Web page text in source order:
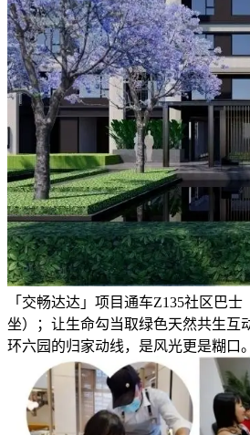
「交畅达达」项目通车Z135社区巴
坐）；让生命勾当取绿色天然共生互
环六园的归家动线，是风光更是糊口。